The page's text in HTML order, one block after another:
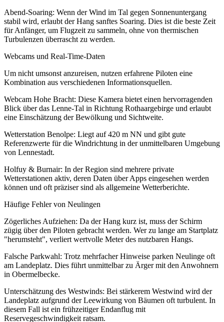
Abend-Soaring: Wenn der Wind im Tal gegen Sonnenuntergang
stabil wird, erlaubt der Hang sanftes Soaring. Dies ist die beste Zeit
für Anfänger, um Flugzeit zu sammeln, ohne von thermischen
Turbulenzen überrascht zu werden.
Webcams und Real-Time-Daten
Um nicht umsonst anzureisen, nutzen erfahrene Piloten eine
Kombination aus verschiedenen Informationsquellen.
Webcam Hohe Bracht: Diese Kamera bietet einen hervorragenden
Blick über das Lenne-Tal in Richtung Rothaargebirge und erlaubt
eine Einschätzung der Bewölkung und Sichtweite.
Wetterstation Benolpe: Liegt auf 420 m NN und gibt gute
Referenzwerte für die Windrichtung in der unmittelbaren Umgebung
von Lennestadt.
Holfuy & Burnair: In der Region sind mehrere private
Wetterstationen aktiv, deren Daten über Apps eingesehen werden
können und oft präziser sind als allgemeine Wetterberichte.
Häufige Fehler von Neulingen
Zögerliches Aufziehen: Da der Hang kurz ist, muss der Schirm
zügig über den Piloten gebracht werden. Wer zu lange am Startplatz
"herumsteht", verliert wertvolle Meter des nutzbaren Hangs.
Falsche Parkwahl: Trotz mehrfacher Hinweise parken Neulinge oft
am Landeplatz. Dies führt unmittelbar zu Ärger mit den Anwohnern
in Obermelbecke.
Unterschätzung des Westwinds: Bei stärkerem Westwind wird der
Landeplatz aufgrund der Leewirkung von Bäumen oft turbulent. In
diesem Fall ist ein frühzeitiger Endanflug mit
Reservegeschwindigkeit ratsam.